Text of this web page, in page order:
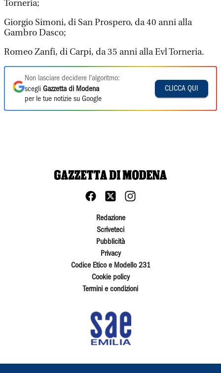
Torneria;
Giorgio Simoni, di San Prospero, da 40 anni alla
Gambro Dasco;
Romeo Zanfi, di Carpi, da 35 anni alla Evl Torneria.
Non lasciare decidere l'algoritmo:
scegli Gazzetta di Modena
per le tue notizie su Google
CLICCA QUI
Redazione
Scriveteci
Pubblicità
Privacy
Codice Etico e Modello 231
Cookie policy
Termini e condizioni